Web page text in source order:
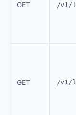
GET /v1/
GET /v1/